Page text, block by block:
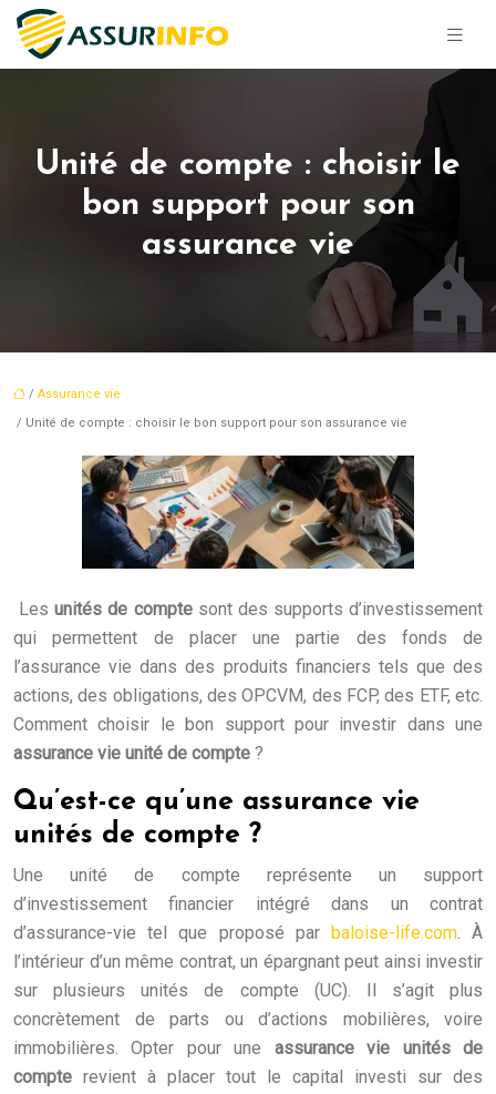
Unité de compte : choisir le
bon support pour son
assurance vie
/ Assurance vie
/ Unité de compte : choisir le bon support pour son assurance vie
Lesunités de comptesont des supports d’investissement
qui permettent de placer une partie des fonds de
l’assurance vie dans des produits financiers tels que des
actions, des obligations, des OPCVM, des FCP, des ETF, etc.
Comment choisir le bon support pour investir dans une
assurance vie unité de compte ?
Qu’est-ce qu’une assurance vie
unités de compte ?
Une unité de compte représente un support
d’investissement financier intégré dans un contrat
d’assurance-vie tel que proposé par
baloise-life.com. À
l’intérieur d’un même contrat, un épargnant peut ainsi investir
sur plusieurs unités de compte (UC). Il s’agit plus
concrètement de parts ou d’actions mobilières, voire
immobilières. Opter pour une assurance vie unités de
compte revient à placer tout le capital investi sur des